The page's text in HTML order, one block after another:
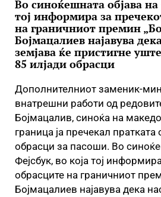
Во синоќешната објава на
тој информира за
на граничниот премин
Бојмацалиев најавува
земјава ќе пристигне
85 илјади обрасци
Дополнителниот заменик-
внатрешни работи од
Бојмацалив, синоќа на
граница ја пречекал пратката
обрасци за пасоши. Во
Фејсбук, во која тој
обрасците на граничниот
Бојмацалиев најавува дека